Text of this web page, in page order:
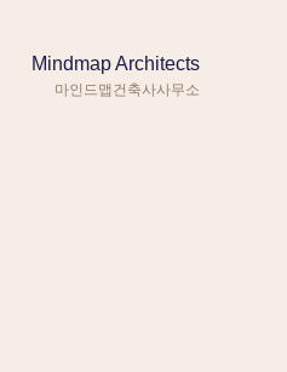
Mindmap Architects
마인드맵건축사사무소